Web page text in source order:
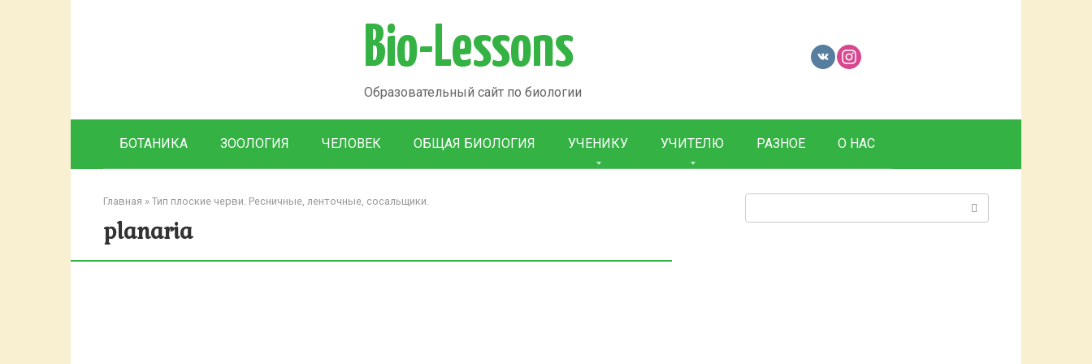
Bio-Lessons
Образовательный сайт по биологии
БОТАНИКА ЗООЛОГИЯ ЧЕЛОВЕК ОБЩАЯ БИОЛОГИЯ УЧЕНИКУ УЧИТЕЛЮ РАЗНОЕ О НАС
Главная » Тип плоские черви. Ресничные, ленточные, сосальщики.
planaria